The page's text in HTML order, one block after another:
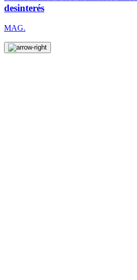
desinterés
MAG.